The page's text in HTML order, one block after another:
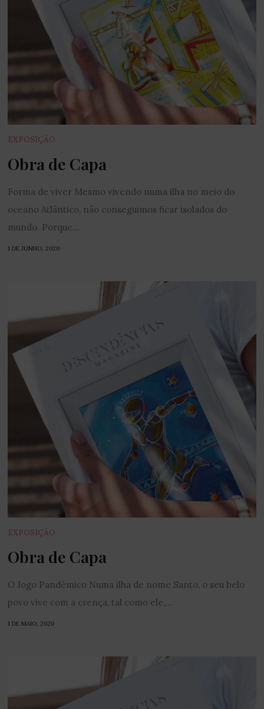
EXPOSIÇÃO
Obra de Capa
Forma de viver Mesmo vivendo numa ilha no meio do
oceano Atlântico, não conseguimos ficar isolados do
mundo. Porque...
1 DE JUNHO, 2020
EXPOSIÇÃO
Obra de Capa
O Jogo Pandémico Numa ilha de nome Santo, o seu belo
povo vive com a crença, tal como ele,...
1 DE MAIO, 2020